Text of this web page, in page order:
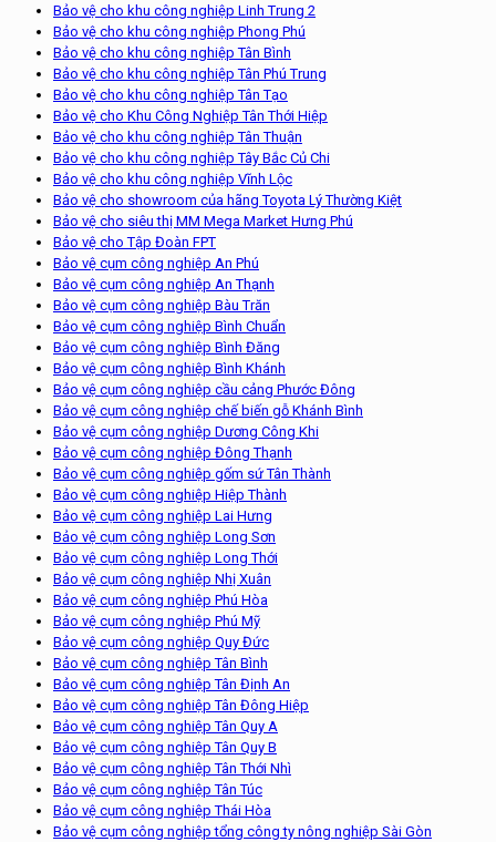
Bảo vệ cho khu công nghiệp Linh Trung 2
Bảo vệ cho khu công nghiệp Phong Phú
Bảo vệ cho khu công nghiệp Tân Bình
Bảo vệ cho khu công nghiệp Tân Phú Trung
Bảo vệ cho khu công nghiệp Tân Tạo
Bảo vệ cho Khu Công Nghiệp Tân Thới Hiệp
Bảo vệ cho khu công nghiệp Tân Thuận
Bảo vệ cho khu công nghiệp Tây Bắc Củ Chi
Bảo vệ cho khu công nghiệp Vĩnh Lộc
Bảo vệ cho showroom của hãng Toyota Lý Thường Kiệt
Bảo vệ cho siêu thị MM Mega Market Hưng Phú
Bảo vệ cho Tập Đoàn FPT
Bảo vệ cụm công nghiệp An Phú
Bảo vệ cụm công nghiệp An Thạnh
Bảo vệ cụm công nghiệp Bàu Trăn
Bảo vệ cụm công nghiệp Bình Chuẩn
Bảo vệ cụm công nghiệp Bình Đăng
Bảo vệ cụm công nghiệp Bình Khánh
Bảo vệ cụm công nghiệp cầu cảng Phước Đông
Bảo vệ cụm công nghiệp chế biến gỗ Khánh Bình
Bảo vệ cụm công nghiệp Dương Công Khi
Bảo vệ cụm công nghiệp Đông Thạnh
Bảo vệ cụm công nghiệp gốm sứ Tân Thành
Bảo vệ cụm công nghiệp Hiệp Thành
Bảo vệ cụm công nghiệp Lai Hưng
Bảo vệ cụm công nghiệp Long Sơn
Bảo vệ cụm công nghiệp Long Thới
Bảo vệ cụm công nghiệp Nhị Xuân
Bảo vệ cụm công nghiệp Phú Hòa
Bảo vệ cụm công nghiệp Phú Mỹ
Bảo vệ cụm công nghiệp Quy Đức
Bảo vệ cụm công nghiệp Tân Bình
Bảo vệ cụm công nghiệp Tân Định An
Bảo vệ cụm công nghiệp Tân Đông Hiệp
Bảo vệ cụm công nghiệp Tân Quy A
Bảo vệ cụm công nghiệp Tân Quy B
Bảo vệ cụm công nghiệp Tân Thới Nhì
Bảo vệ cụm công nghiệp Tân Túc
Bảo vệ cụm công nghiệp Thái Hòa
Bảo vệ cụm công nghiệp tổng công ty nông nghiệp Sài Gòn